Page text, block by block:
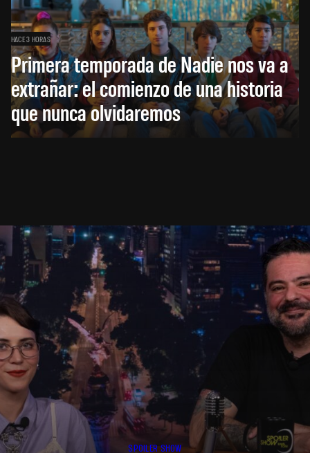
HACE 3 HORAS
Primera temporada de Nadie nos va a
extrañar: el comienzo de una historia
que nunca olvidaremos
SPOILER SHOW